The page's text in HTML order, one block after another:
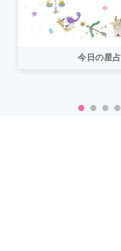
今日の星